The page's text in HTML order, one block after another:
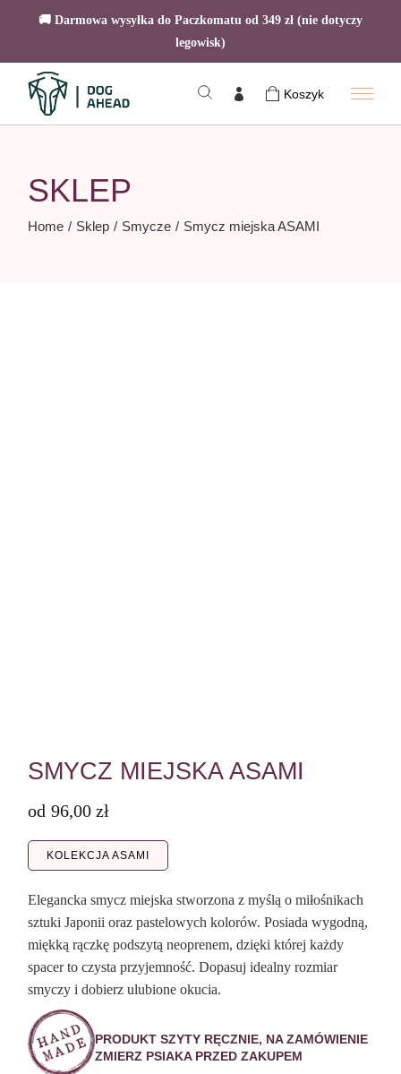
🚚 Darmowa wysyłka do Paczkomatu od 349 zł (nie dotyczy
legowisk)
content
Koszyk
SKLEP
Home Sklep Smycze Smycz miejska ASAMI
SMYCZ MIEJSKA ASAMI
od 96,00 zł
KOLEKCJA ASAMI
Elegancka smycz miejska stworzona z myślą o miłośnikach
sztuki Japonii oraz pastelowych kolorów. Posiada wygodną,
miękką rączkę podszytą neoprenem, dzięki której każdy
spacer to czysta przyjemność. Dopasuj idealny rozmiar
smyczy i dobierz ulubione okucia.
PRODUKT SZYTY RĘCZNIE, NA ZAMÓWIENIE
ZMIERZ PSIAKA PRZED ZAKUPEM